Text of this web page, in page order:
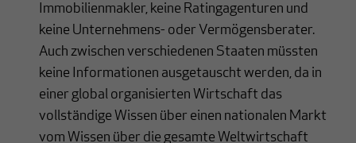
Immobilienmakler, keine Ratingagenturen und
keine Unternehmens- oder Vermögensberater.
Auch zwischen verschiedenen Staaten müssten
keine Informationen ausgetauscht werden, da in
einer global organisierten Wirtschaft das
vollständige Wissen über einen nationalen Markt
vom Wissen über die gesamte Weltwirtschaft